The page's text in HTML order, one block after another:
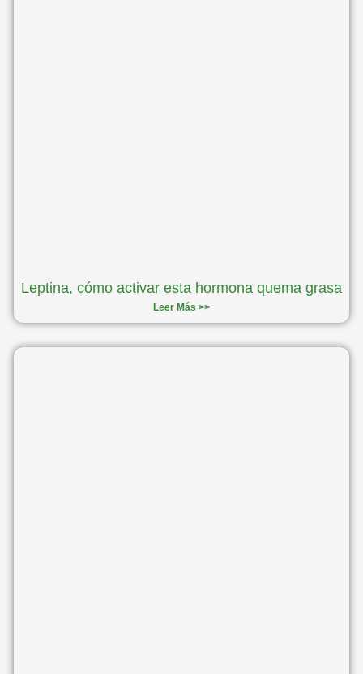
Leptina, cómo activar esta hormona quema grasa
Leer Más >>